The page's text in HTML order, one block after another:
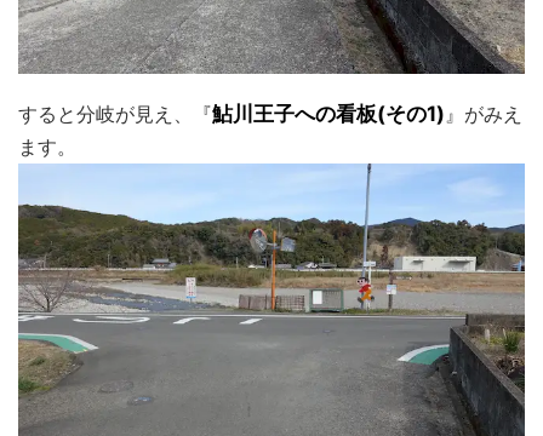
すると分岐が見え、『鮎川王子への看板(その1) 』がみえ
ます。